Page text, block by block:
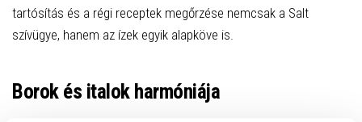
tartósítás és a régi receptek megőrzése nemcsak a Salt
szívügye, hanem az ízek egyik alapköve is.
Borok és italok harmóniája